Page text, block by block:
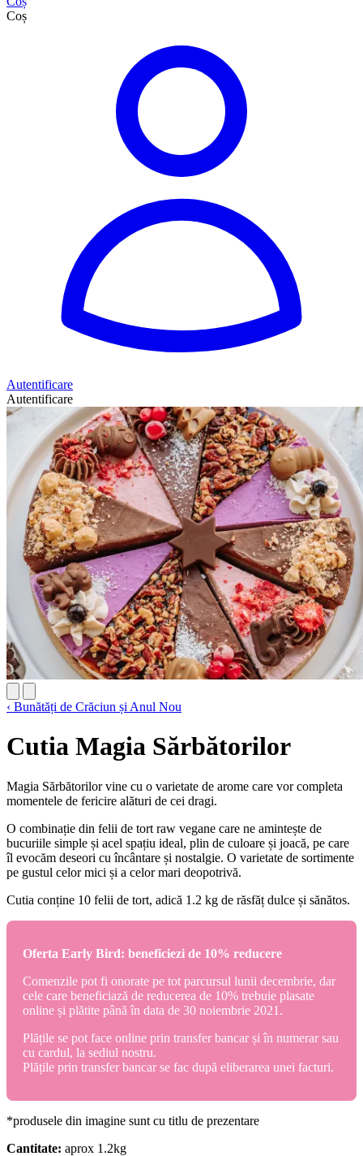
Coș
Autentificare
Autentificare
‹ Bunătăți de Crăciun și Anul Nou
Cutia Magia Sărbătorilor
Magia Sărbătorilor vine cu o varietate de arome care vor completa
momentele de fericire alături de cei dragi.
O combinație din felii de tort raw vegane care ne amintește de
bucuriile simple și acel spațiu ideal, plin de culoare și joacă, pe care
îl evocăm deseori cu încântare și nostalgie. O varietate de sortimente
pe gustul celor mici și a celor mari deopotrivă.
Cutia conține 10 felii de tort, adică 1.2 kg de răsfăț dulce și sănătos.
Oferta Early Bird: beneficiezi de 10% reducere
Comenzile pot fi onorate pe tot parcursul lunii decembrie, dar
cele care beneficiază de reducerea de 10% trebuie plasate
online și plătite până în data de 30 noiembrie 2021.
Plățile se pot face online prin transfer bancar și în numerar sau
cu cardul, la sediul nostru.
Plățile prin transfer bancar se fac după eliberarea unei facturi.
*produsele din imagine sunt cu titlu de prezentare
Cantitate: aprox 1.2kg